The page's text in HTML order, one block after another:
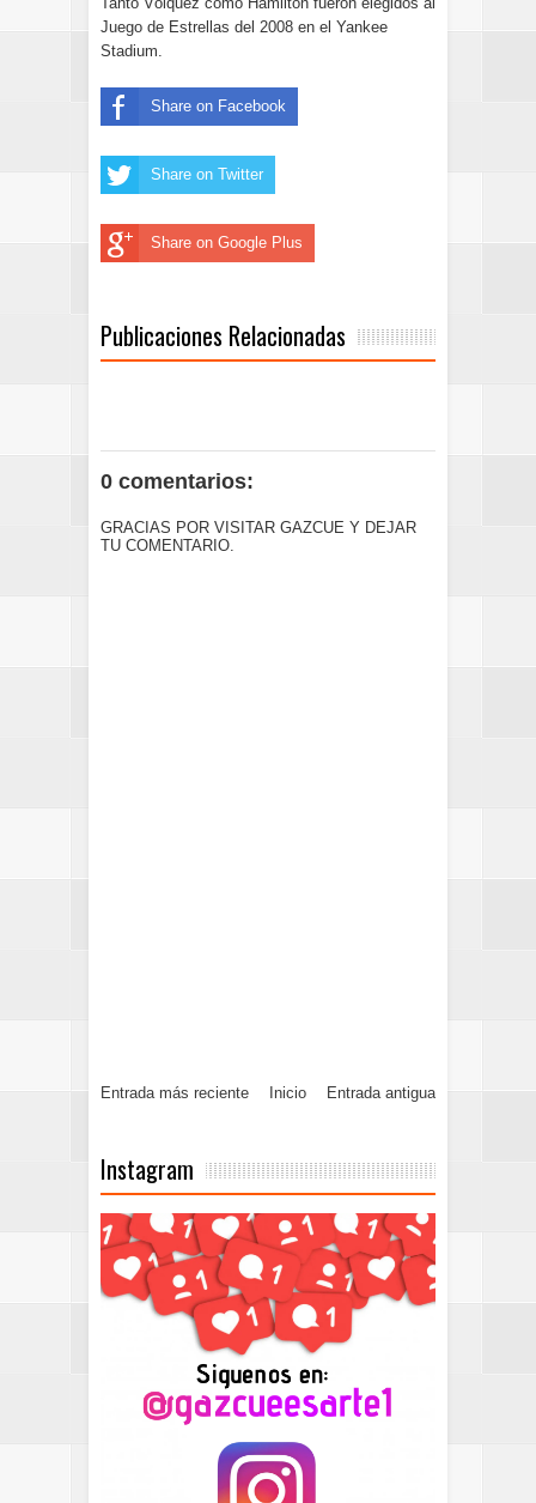
Juego de Estrellas del 2008 en el Yankee
Stadium.
Share on Facebook
Share on Twitter
Share on Google Plus
Publicaciones Relacionadas
0 comentarios:
GRACIAS POR VISITAR GAZCUE Y DEJAR
TU COMENTARIO.
Entrada más reciente Entrada antigua
Inicio
Instagram